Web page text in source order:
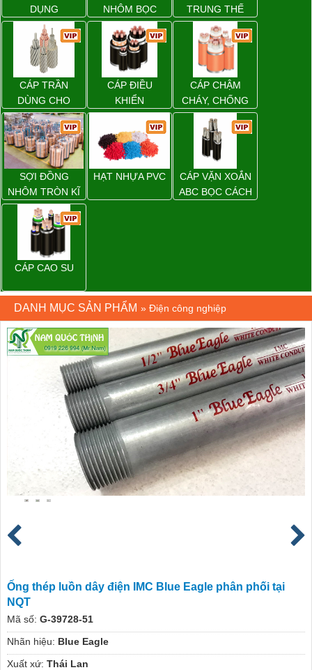
DỤNG
NHÔM BỌC
TRUNG THẾ
CÁP TRẦN
DÙNG CHO
ĐƯỜNG DÂY
TẢI ĐIỆN TRÊN
KHÔNG
CÁP ĐIỀU
KHIỂN
CÁP CHẬM
CHÁY, CHỐNG
CHÁY
SỢI ĐỒNG
NHÔM TRÒN KĨ
THUẬT ĐIỆN
HẠT NHỰA PVC
CÁP VẶN XOẮN
ABC BỌC CÁCH
CÁP CAO SU
DANH MỤC SẢN PHẨM » Điện công nghiệp
Ống thép luồn dây điện IMC Blue Eagle phân phối tại
NQT
Mã số: G-39728-51
Nhãn hiệu: Blue Eagle
Xuất xứ: Thái Lan